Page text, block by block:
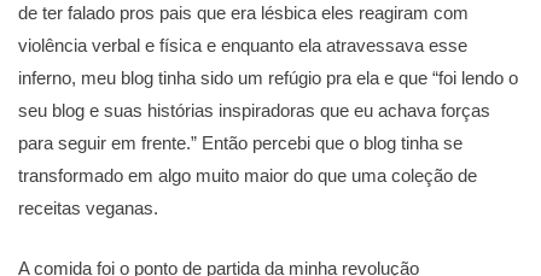
de ter falado pros pais que era lésbica eles reagiram com
violência verbal e física e enquanto ela atravessava esse
inferno, meu blog tinha sido um refúgio pra ela e que “foi lendo o
seu blog e suas histórias inspiradoras que eu achava forças
para seguir em frente.” Então percebi que o blog tinha se
transformado em algo muito maior do que uma coleção de
receitas veganas.
A comida foi o ponto de partida da minha revolução